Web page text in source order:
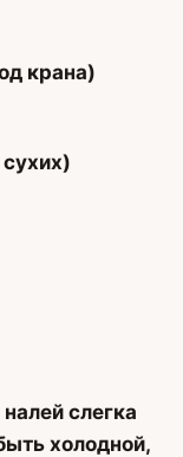
крана)
слегка
холодной,